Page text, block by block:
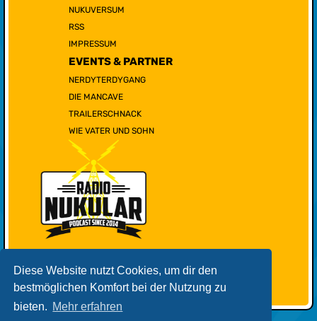
Diese Website nutzt Cookies, um dir den
bestmöglichen Komfort bei der Nutzung zu
bieten. Mehr erfahren
NUKUVERSUM
RSS
IMPRESSUM
EVENTS & PARTNER
NERDYTERDYGANG
DIE MANCAVE
TRAILERSCHNACK
WIE VATER UND SOHN